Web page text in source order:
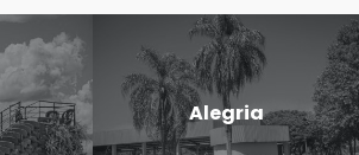
Alegria